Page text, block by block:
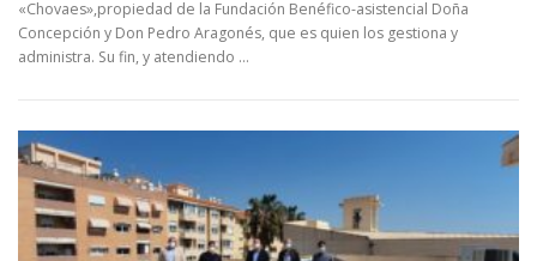
«Chovaes»,propiedad de la Fundación Benéfico-asistencial Doña
Concepción y Don Pedro Aragonés, que es quien los gestiona y
administra. Su fin, y atendiendo …